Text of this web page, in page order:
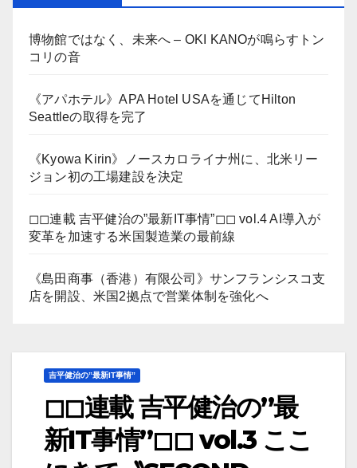
博物館ではなく、未来へ – OKI KANOが鳴らすトン
コリの音
《アパホテル》APA Hotel USAを通じてHilton
Seattleの取得を完了
《Kyowa Kirin》ノースカロライナ州に、北米リー
ジョン初の工場建設を決定
◻︎◻︎連載 吉平健治の”最新IT事情”◻︎◻︎ vol.4 AI導入が
変革を加速する米国製造業の最前線
《島田商事（香港）有限公司》サンフランシスコ支
店を開設、米国2拠点で営業体制を強化へ
吉平健治の”最新IT事情”
◻︎◻︎連載 吉平健治の”最
新IT事情”◻︎◻︎ vol.3 ここ